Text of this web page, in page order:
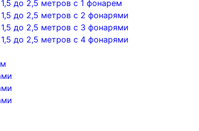
до 2,5 метров с 1 фонарем
до 2,5 метров с 2 фонарями
до 2,5 метров с 3 фонарями
до 2,5 метров с 4 фонарями